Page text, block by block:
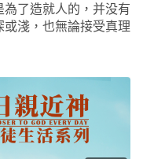
了造就人的，并没有
淺，也無論接受真理